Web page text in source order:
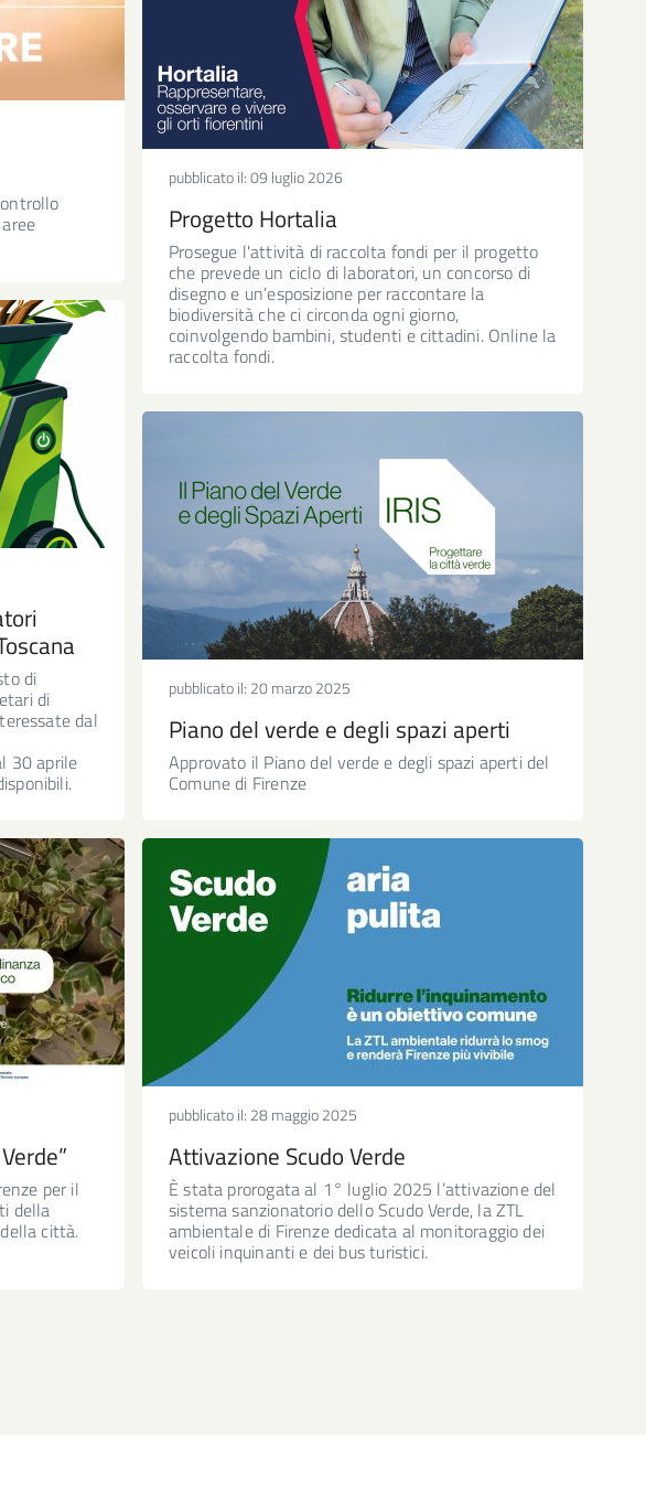
pubblicato il:09 luglio 2026
Progetto Hortalia
Prosegue l'attività di raccolta fondi per il progetto
che prevede un ciclo di laboratori, un concorso di
disegno e un’esposizione per raccontare la
biodiversità che ci circonda ogni giorno,
coinvolgendo bambini, studenti e cittadini. Online la
raccolta fondi.
di
di
dal
30 aprile
pubblicato il: 20 marzo 2025
Piano del verde e degli spazi aperti
Approvato il Piano del verde e degli spazi aperti del
Comune di Firenze
per il
della
città.
pubblicato il: 28 maggio 2025
Attivazione Scudo Verde
È stata prorogata al 1° luglio 2025 l’attivazione del
sistema sanzionatorio dello Scudo Verde, la ZTL
ambientale di Firenze dedicata al monitoraggio dei
veicoli inquinanti e dei bus turistici.